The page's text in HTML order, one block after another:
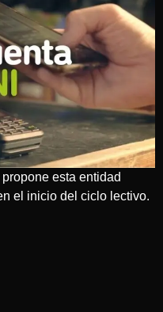
esta entidad
el inicio del ciclo lectivo.